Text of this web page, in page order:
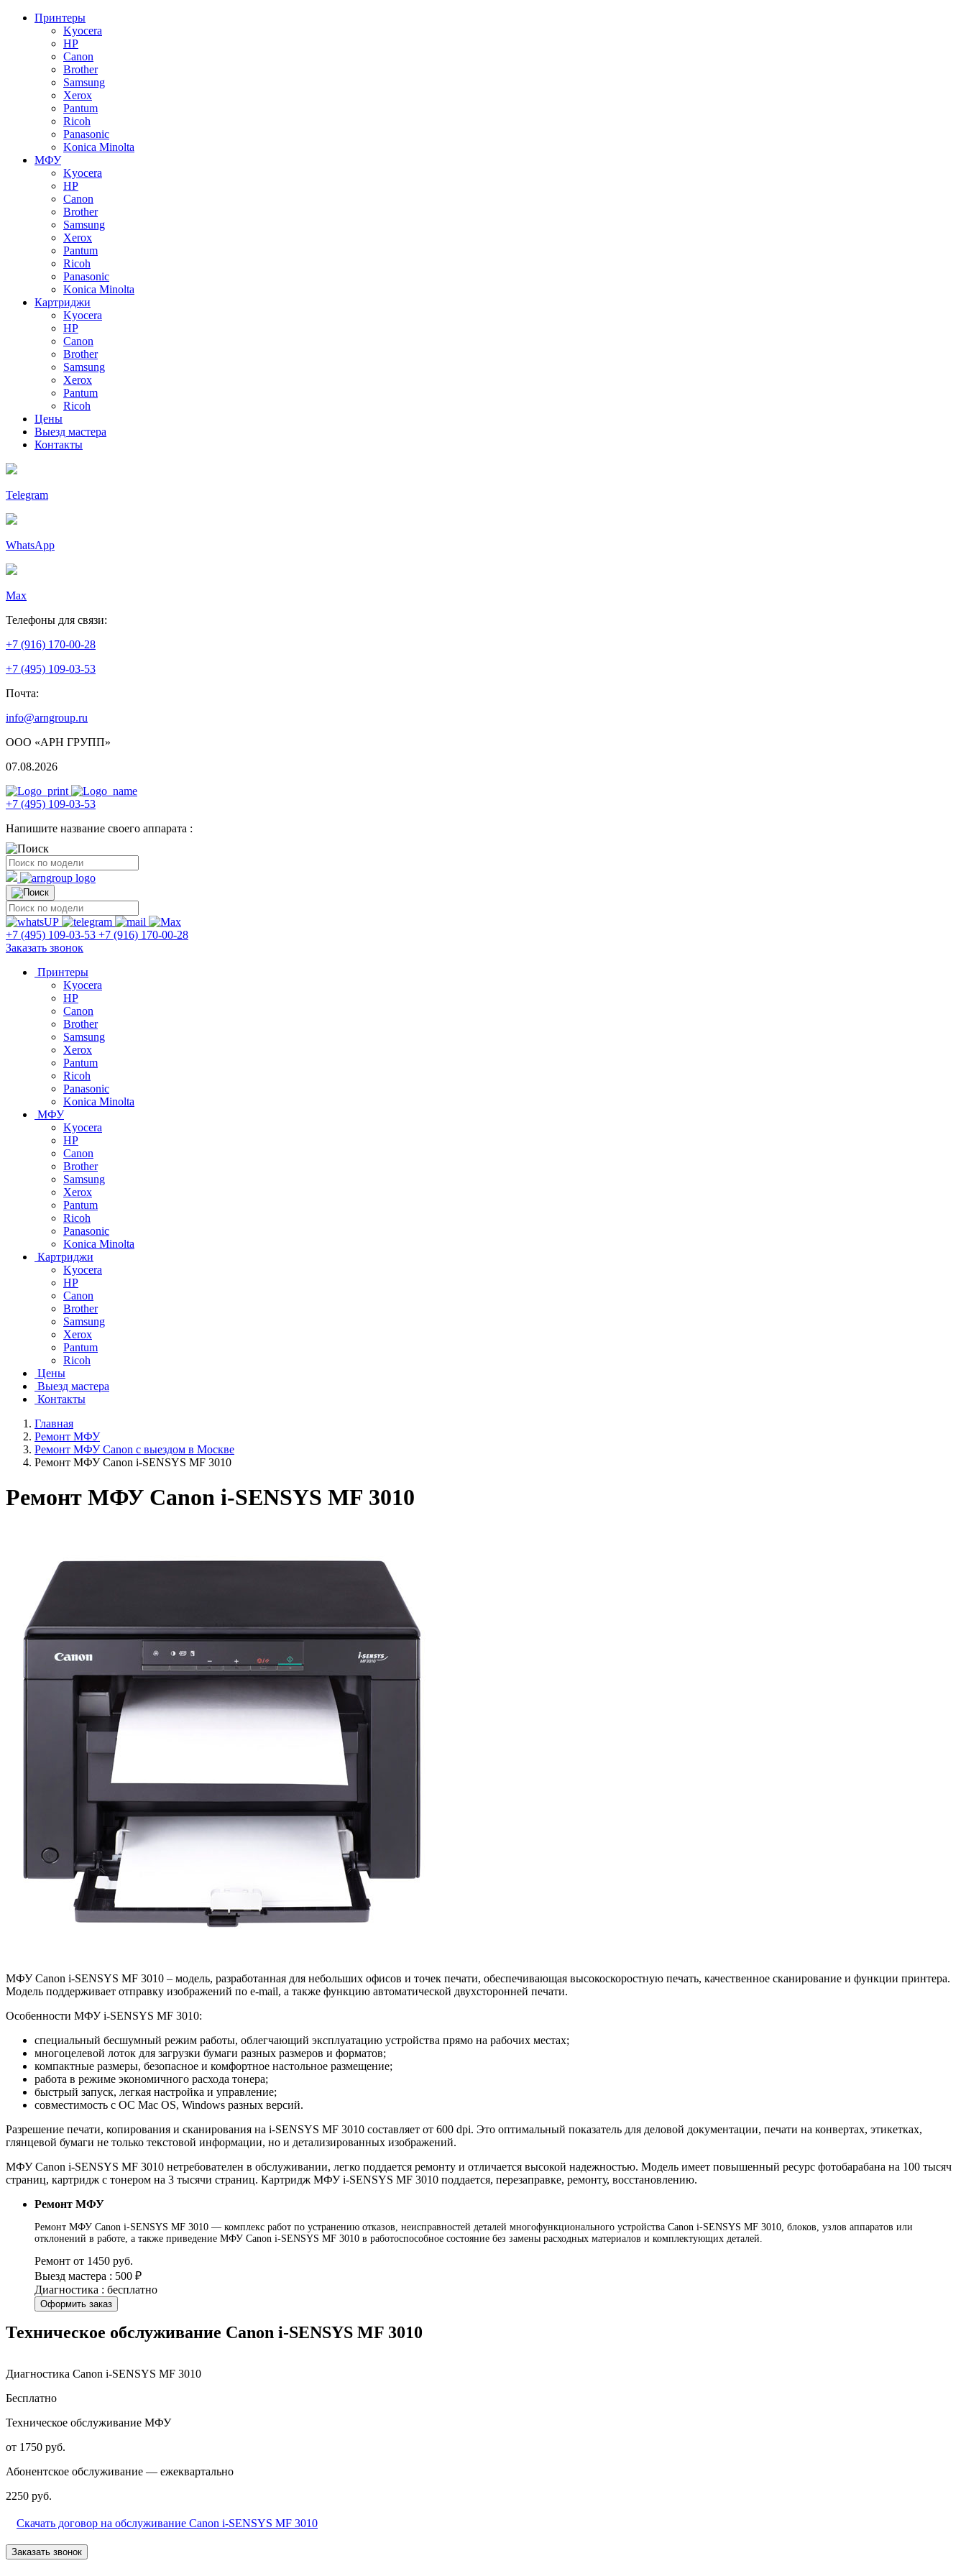
Принтеры
Kyocera
HP
Canon
Brother
Samsung
Xerox
Pantum
Ricoh
Panasonic
Konica Minolta
МФУ
Kyocera
HP
Canon
Brother
Samsung
Xerox
Pantum
Ricoh
Panasonic
Konica Minolta
Картриджи
Kyocera
HP
Canon
Brother
Samsung
Xerox
Pantum
Ricoh
Цены
Выезд мастера
Контакты
Telegram
WhatsApp
Max
Телефоны для связи:
+7 (916) 170-00-28
+7 (495) 109-03-53
Почта:
info@arngroup.ru
ООО «АРН ГРУПП»
07.08.2026
+7 (495) 109-03-53
Напишите название своего аппарата :
+7 (495) 109-03-53 +7 (916) 170-00-28
Заказать звонок
Принтеры
Kyocera
HP
Canon
Brother
Samsung
Xerox
Pantum
Ricoh
Panasonic
Konica Minolta
МФУ
Kyocera
HP
Canon
Brother
Samsung
Xerox
Pantum
Ricoh
Panasonic
Konica Minolta
Картриджи
Kyocera
HP
Canon
Brother
Samsung
Xerox
Pantum
Ricoh
Цены
Выезд мастера
Контакты
Главная
Ремонт МФУ
Ремонт МФУ Canon с выездом в Москве
Ремонт МФУ Canon i-SENSYS MF 3010
Ремонт МФУ Canon i-SENSYS MF 3010
МФУ Canon i-SENSYS MF 3010 – модель, разработанная для небольших офисов и точек печати, обеспечивающая высокоскоростную печать, качественное сканирование и функции принтера.
Модель поддерживает отправку изображений по e-mail, а также функцию автоматической двухсторонней печати.
Особенности МФУ i-SENSYS MF 3010:
специальный бесшумный режим работы, облегчающий эксплуатацию устройства прямо на рабочих местах;
многоцелевой лоток для загрузки бумаги разных размеров и форматов;
компактные размеры, безопасное и комфортное настольное размещение;
работа в режиме экономичного расхода тонера;
быстрый запуск, легкая настройка и управление;
совместимость с ОС Mac OS, Windows разных версий.
Разрешение печати, копирования и сканирования на i-SENSYS MF 3010 составляет от 600 dpi. Это оптимальный показатель для деловой документации, печати на конвертах, этикетках,
глянцевой бумаги не только текстовой информации, но и детализированных изображений.
МФУ Canon i-SENSYS MF 3010 нетребователен в обслуживании, легко поддается ремонту и отличается высокой надежностью. Модель имеет повышенный ресурс фотобарабана на 100 тысяч
страниц, картридж с тонером на 3 тысячи страниц. Картридж МФУ i-SENSYS MF 3010 поддается, перезаправке, ремонту, восстановлению.
Ремонт МФУ
Ремонт МФУ Canon i-SENSYS MF 3010 — комплекс работ по устранению отказов, неисправностей деталей многофункционального устройства Canon i-SENSYS MF 3010, блоков, узлов аппаратов или
отклонений в работе, а также приведение МФУ Canon i-SENSYS MF 3010 в работоспособное состояние без замены расходных материалов и комплектующих деталей.
Ремонт от 1450 руб.
Выезд мастера : 500 ₽
Диагностика : бесплатно
Оформить заказ
Техническое обслуживание Canon i-SENSYS MF 3010
Диагностика Canon i-SENSYS MF 3010
Бесплатно
Техническое обслуживание МФУ
от 1750 руб.
Абонентское обслуживание — ежеквартально
2250 руб.
Скачать договор на обслуживание Canon i-SENSYS MF 3010
Заказать звонок